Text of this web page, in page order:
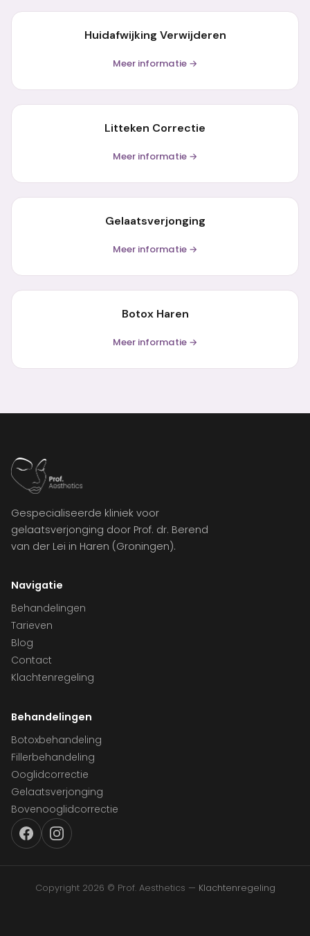
Huidafwijking Verwijderen
Meer informatie →
Litteken Correctie
Meer informatie →
Gelaatsverjonging
Meer informatie →
Botox Haren
Meer informatie →
Gespecialiseerde kliniek voor
gelaatsverjonging door Prof. dr. Berend
van der Lei in Haren (Groningen).
Navigatie
Behandelingen
Tarieven
Blog
Contact
Klachtenregeling
Behandelingen
Botoxbehandeling
Fillerbehandeling
Ooglidcorrectie
Gelaatsverjonging
Bovenooglidcorrectie
Copyright 2026 © Prof. Aesthetics — Klachtenregeling